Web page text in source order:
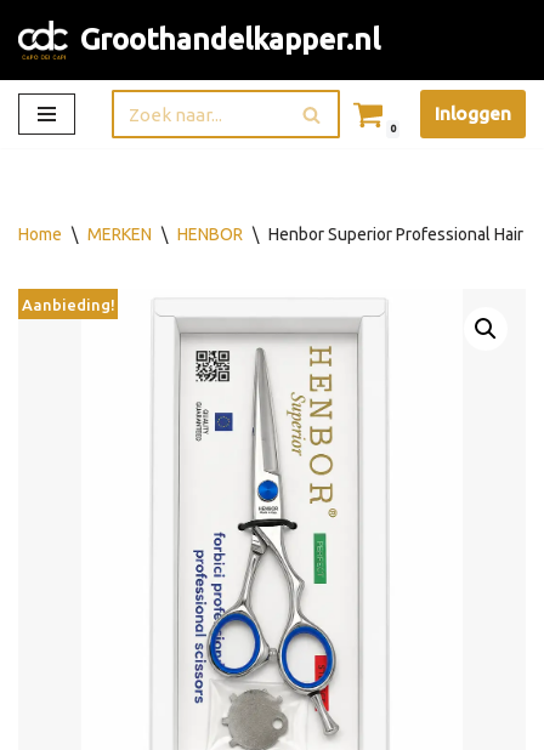
Ga
naar
de
Groothandelkapper.nl
0
Inloggen
Home \ MERKEN \ HENBOR \ Henbor Superior Professional Hair
Aanbieding!